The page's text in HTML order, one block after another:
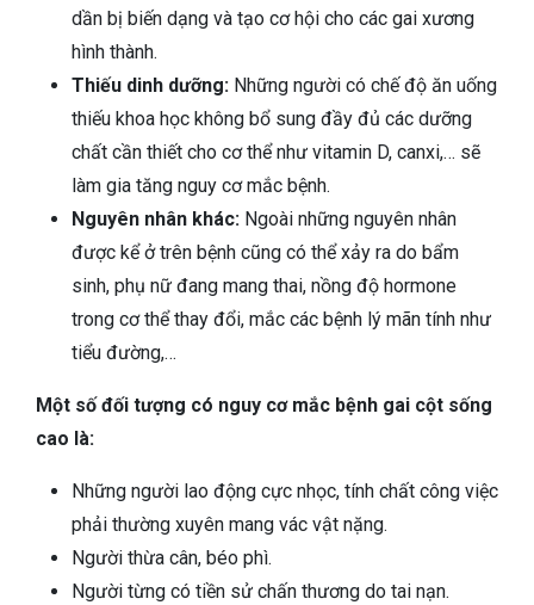
dần bị biến dạng và tạo cơ hội cho các gai xương
hình thành.
Thiếu dinh dưỡng: Những người có chế độ ăn uống
thiếu khoa học không bổ sung đầy đủ các dưỡng
chất cần thiết cho cơ thể như vitamin D, canxi,… sẽ
làm gia tăng nguy cơ mắc bệnh.
Nguyên nhân khác: Ngoài những nguyên nhân
được kể ở trên bệnh cũng có thể xảy ra do bẩm
sinh, phụ nữ đang mang thai, nồng độ hormone
trong cơ thể thay đổi, mắc các bệnh lý mãn tính như
tiểu đường,…
Một số đối tượng có nguy cơ mắc bệnh gai cột sống
cao là:
Những người lao động cực nhọc, tính chất công việc
phải thường xuyên mang vác vật nặng.
Người thừa cân, béo phì.
Người từng có tiền sử chấn thương do tai nạn.